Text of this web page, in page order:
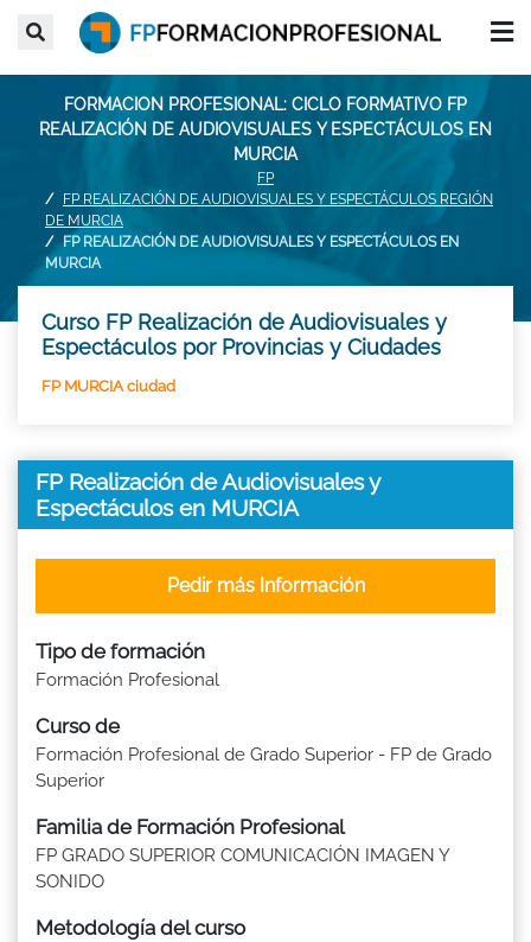
FORMACION PROFESIONAL: CICLO FORMATIVO FP
REALIZACIÓN DE AUDIOVISUALES Y ESPECTÁCULOS EN
MURCIA
FP
FP REALIZACIÓN DE AUDIOVISUALES Y ESPECTÁCULOS REGIÓN
DE MURCIA
FP REALIZACIÓN DE AUDIOVISUALES Y ESPECTÁCULOS EN
MURCIA
Curso FP Realización de Audiovisuales y
Espectáculos por Provincias y Ciudades
FP MURCIA ciudad
FP Realización de Audiovisuales y
Espectáculos en MURCIA
Tipo de formación
Formación Profesional
Curso de
Formación Profesional de Grado Superior - FP de Grado
Superior
Familia de Formación Profesional
FP GRADO SUPERIOR COMUNICACIÓN IMAGEN Y
SONIDO
Metodología del curso
Pedir más Información